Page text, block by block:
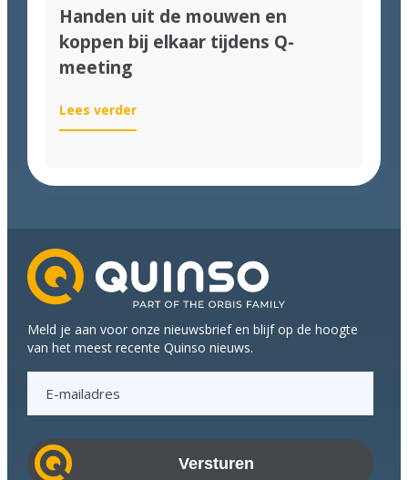
Handen uit de mouwen en
koppen bij elkaar tijdens Q-
meeting
Lees verder:
Handen
mouwen
elkaar
tijdens
Q-
meeting
Meld je aan voor onze nieuwsbrief en blijf op de hoogte
van het meest recente Quinso nieuws.
a
i